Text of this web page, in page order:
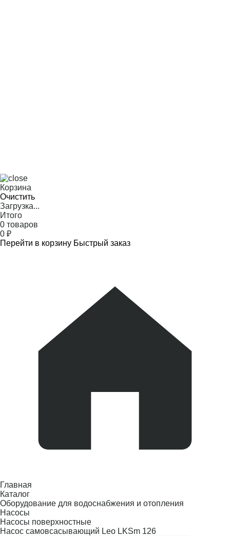
Корзина
Очистить
Загрузка...
Итого
0 товаров
0 ₽
Перейти в корзину Быстрый заказ
Главная
Каталог
Оборудование для водоснабжения и отопления
Насосы
Насосы поверхностные
Насос самовсасывающий Leo LKSm 126